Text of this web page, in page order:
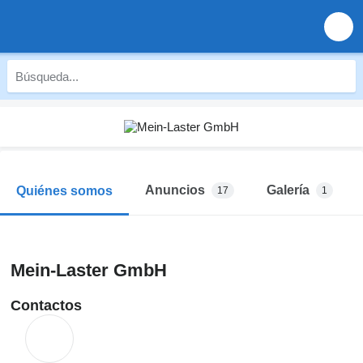
Quiénes somos Anuncios 17 Galería 1
Mein-Laster GmbH
Contactos